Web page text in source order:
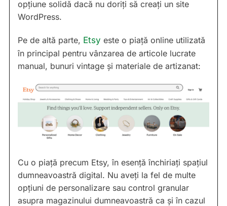
opțiune solidă dacă nu doriți să creați un site
WordPress.
Pe de altă parte, Etsy este o piață online utilizată
în principal pentru vânzarea de articole lucrate
manual, bunuri vintage și materiale de artizanat:
Cu o piață precum Etsy, în esență închiriați spațiul
dumneavoastră digital. Nu aveți la fel de multe
opțiuni de personalizare sau control granular
asupra magazinului dumneavoastră ca și în cazul